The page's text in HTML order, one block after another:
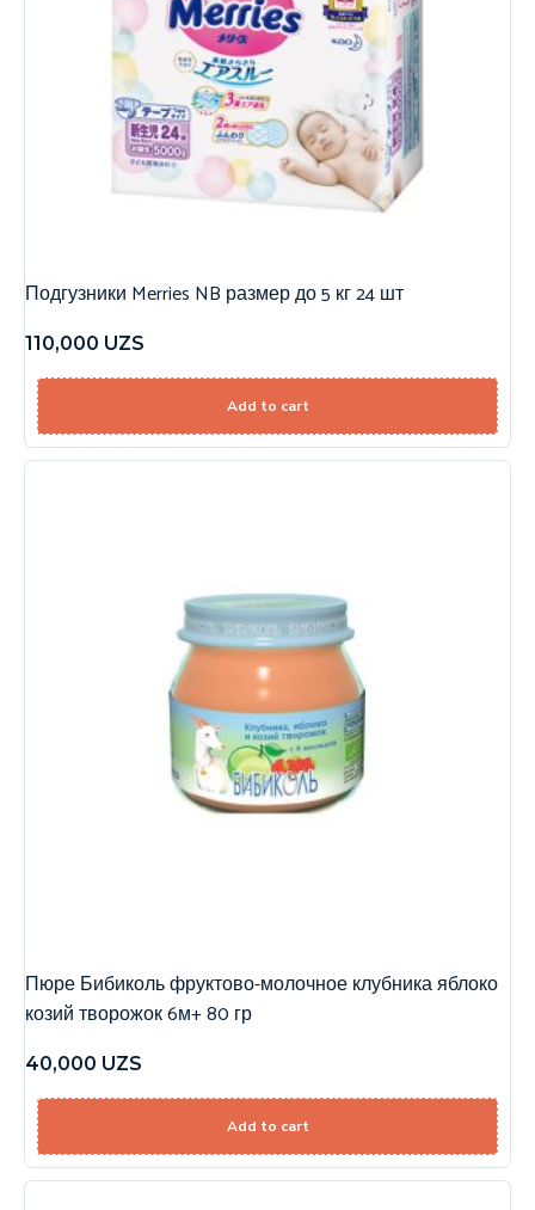
Подгузники Merries NB размер до 5 кг 24 шт
110,000 UZS
Add to cart
Пюре Бибиколь фруктово-молочное клубника яблоко
козий творожок 6м+ 80 гр
40,000 UZS
Add to cart